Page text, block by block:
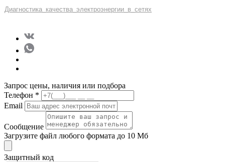
Диагностика качества электроэнергии в сетях
Запрос цены, наличия или подбора
Телефон *
Email
Сообщение
Загрузите файл любого формата до 10 Мб
Защитный код